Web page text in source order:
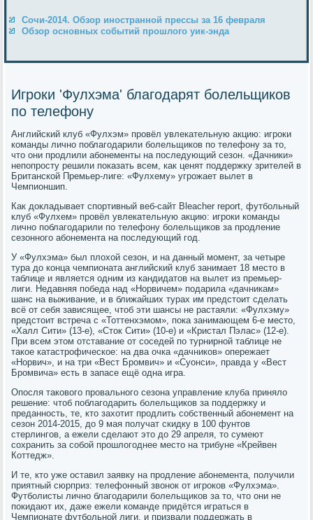
Сочи-2014. Обзор иностранной прессы за 16 февраля
Обзор основных событий прошлого уик-энда
Игроки 'Фулхэма' благодарят болельщиков
по телефону
Английский клуб «Фулхэм» провёл увлекательную акцию: игроки
команды лично поблагодарили болельщиков по телефону за то,
что они продлили абонементы на последующий сезон. «Дачники»
непопросту решили показать всем, как ценят поддержку зрителей в
Британской Премьер-лиге: «Фулхему» угрожает вылет в
Чемпионшип.
Как докладывает спортивный веб-сайт Bleacher report, футбольный
клуб «Фулхем» провёл увлекательную акцию: игроки команды
лично поблагодарили по телефону болельщиков за продление
сезонного абонемента на последующий год.
У «Фулхэма» был плохой сезон, и на данный момент, за четыре
тура до конца чемпионата английский клуб занимает 18 место в
таблице и является одним из кандидатов на вылет из премьер-
лиги. Недавняя победа над «Норвичем» подарила «дачникам»
шанс на выживание, и в ближайших турах им предстоит сделать
всё от себя зависящее, чтоб эти шансы не растаяли: «Фулхэму»
предстоит встреча с «Тоттенхэмом», пока занимающем 6-е место,
«Халл Сити» (13-е), «Сток Сити» (10-е) и «Кристал Пэлас» (12-е).
При всем этом отставание от соседей по турнирной таблице не
такое катастрофическое: на два очка «дачников» опережает
«Норвич», и на три «Вест Бромвич» и «Суонси», правда у «Вест
Бромвича» есть в запасе ещё одна игра.
Опосля такового провального сезона управление клуба приняло
решение: чтоб поблагодарить болельщиков за поддержку и
преданность, те, кто захотит продлить собственный абонемент на
сезон 2014-2015, до 9 мая получат скидку в 100 фунтов
стерлингов, а ежели сделают это до 29 апреля, то сумеют
сохранить за собой прошлогоднее место на трибуне «Крейвен
Коттедж».
И те, кто уже оставил заявку на продление абонемента, получили
приятный сюрприз: телефонный звонок от игроков «Фулхэма».
Футболисты лично благодарили болельщиков за то, что они не
покидают их, даже ежели команде придётся играться в
Чемпионате футбольной лиги, и призвали поддержать в